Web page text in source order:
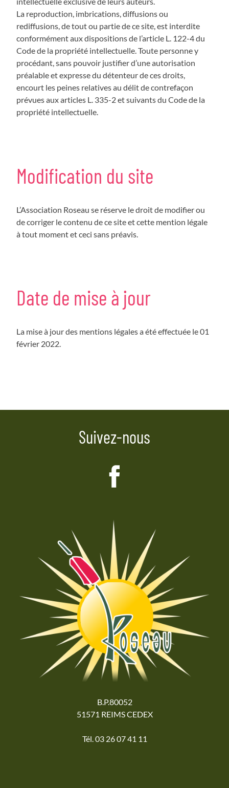
La reproduction, imbrications, diffusions ou
rediffusions, de tout ou partie de ce site, est interdite
conformément aux dispositions de l’article L. 122-4 du
Code de la propriété intellectuelle. Toute personne y
procédant, sans pouvoir justifier d’une autorisation
préalable et expresse du détenteur de ces droits,
encourt les peines relatives au délit de contrefaçon
prévues aux articles L. 335-2 et suivants du Code de la
propriété intellectuelle.
Modification du site
L’Association Roseau se réserve le droit de modifier ou
de corriger le contenu de ce site et cette mention légale
à tout moment et ceci sans préavis.
Date de mise à jour
La mise à jour des mentions légales a été effectuée le 01
février 2022.
Suivez-nous
B.P.80052
51571 REIMS CEDEX
Tél. 03 26 07 41 11